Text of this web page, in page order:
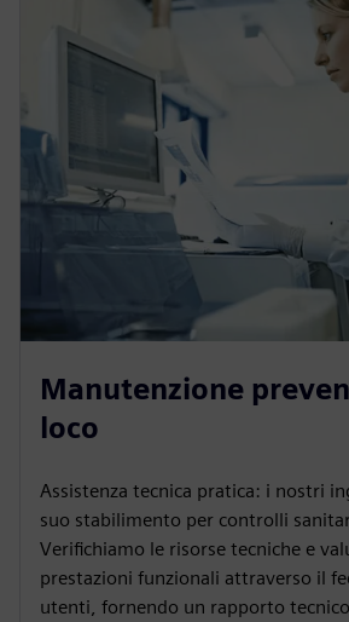
Manutenzione
loco
Assistenza tecnica pratica: i nostri
suo stabilimento per controlli
Verifichiamo le risorse tecniche e
prestazioni funzionali attraverso il
utenti, fornendo un rapporto